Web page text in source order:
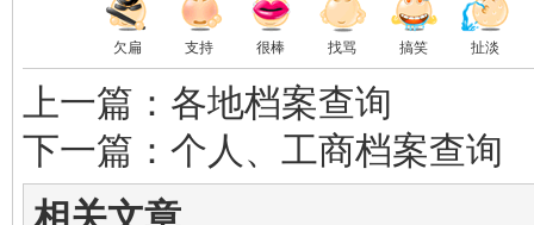
欠扁 支持 很棒 找骂 搞笑 扯淡
上一篇：各地档案查询
下一篇：个人、工商档案查询
相关文章